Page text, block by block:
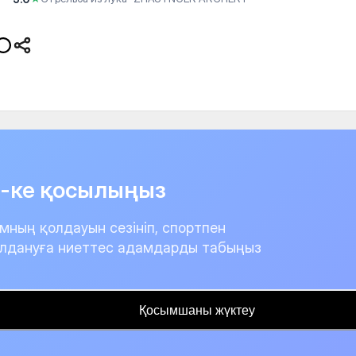
ке қосылыңыз
қолдауын сезініп, спортпен
ниеттес адамдарды табыңыз
Қосымшаны жүктеу